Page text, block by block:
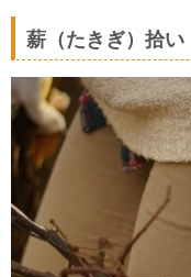
薪（たきぎ）拾い